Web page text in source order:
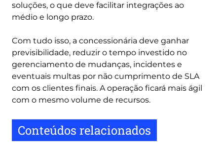
soluções, o que deve facilitar integrações ao
médio e longo prazo.
Com tudo isso, a concessionária deve ganhar
previsibilidade, reduzir o tempo investido no
gerenciamento de mudanças, incidentes e
eventuais multas por não cumprimento de SLA
com os clientes finais. A operação ficará mais ágil
com o mesmo volume de recursos.
Conteúdos relacionados